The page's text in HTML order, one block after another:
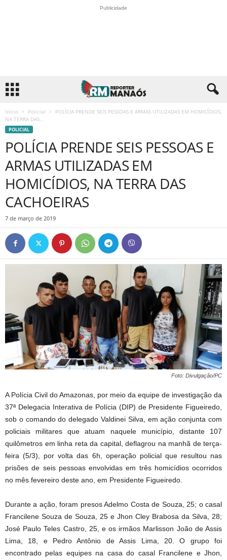
Publicidade
Início Policial
POLÍCIA PRENDE SEIS PESSOAS E ARMAS UTILIZADAS EM HOMICÍDIOS,
NA TERRA DAS...
POLICIAL
POLÍCIA PRENDE SEIS PESSOAS E
ARMAS UTILIZADAS EM
HOMICÍDIOS, NA TERRA DAS
CACHOEIRAS
7 de março de 2019
Foto: Divulgação/PC
A Polícia Civil do Amazonas, por meio da equipe de investigação da
37ª Delegacia Interativa de Polícia (DIP) de Presidente Figueiredo,
sob o comando do delegado Valdinei Silva, em ação conjunta com
policiais militares que atuam naquele município, distante 107
quilômetros em linha reta da capital, deflagrou na manhã de terça-
feira (5/3), por volta das 6h, operação policial que resultou nas
prisões de seis pessoas envolvidas em três homicídios ocorridos
no mês fevereiro deste ano, em Presidente Figueiredo.
Durante a ação, foram presos Adelmo Costa de Souza, 25; o casal
Francilene Souza de Souza, 25 e Jhon Cley Brabosa da Silva, 28;
José Paulo Teles Castro, 25, e os irmãos Marlisson João de Assis
Lima, 18, e Pedro Antônio de Assis Lima, 20. O grupo foi
encontrado pelas equipes na casa do casal Francilene e Jhon,